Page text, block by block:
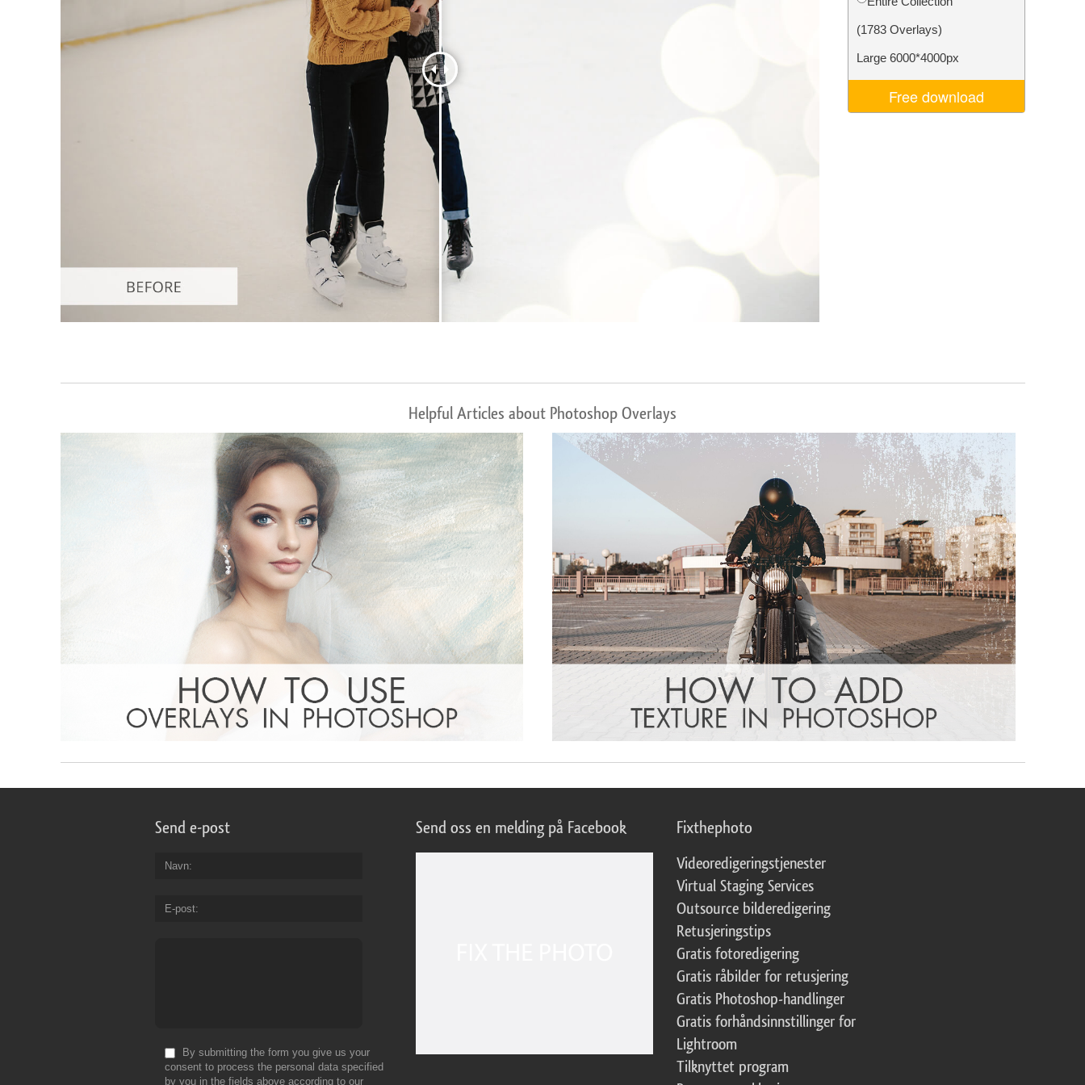
Produktfotoredigering
(1783 Overlays)
Large 6000*4000px
Free download
Helpful Articles about Photoshop Overlays
Send e-post
Navn
E-post
By submitting the form you give us your
consent to process the personal data specified
by you in the fields above according to our
Send oss en melding på Facebook Fixthephoto
Videoredigeringstjenester
Virtual Staging Services
Outsource bilderedigering
Retusjeringstips
Gratis fotoredigering
Gratis råbilder for retusjering
Gratis Photoshop-handlinger
Gratis forhåndsinnstillinger for
Lightroom
Tilknyttet program